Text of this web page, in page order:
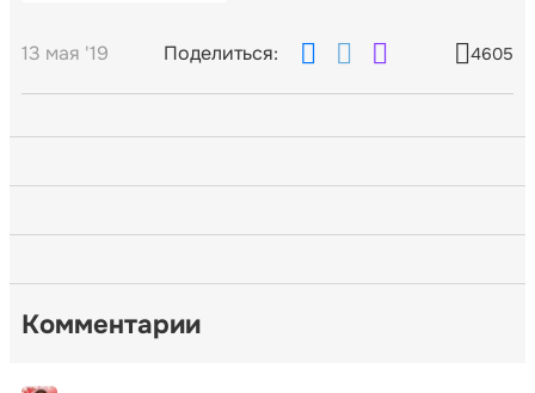
13 мая '19 Поделиться: 4605
Комментарии